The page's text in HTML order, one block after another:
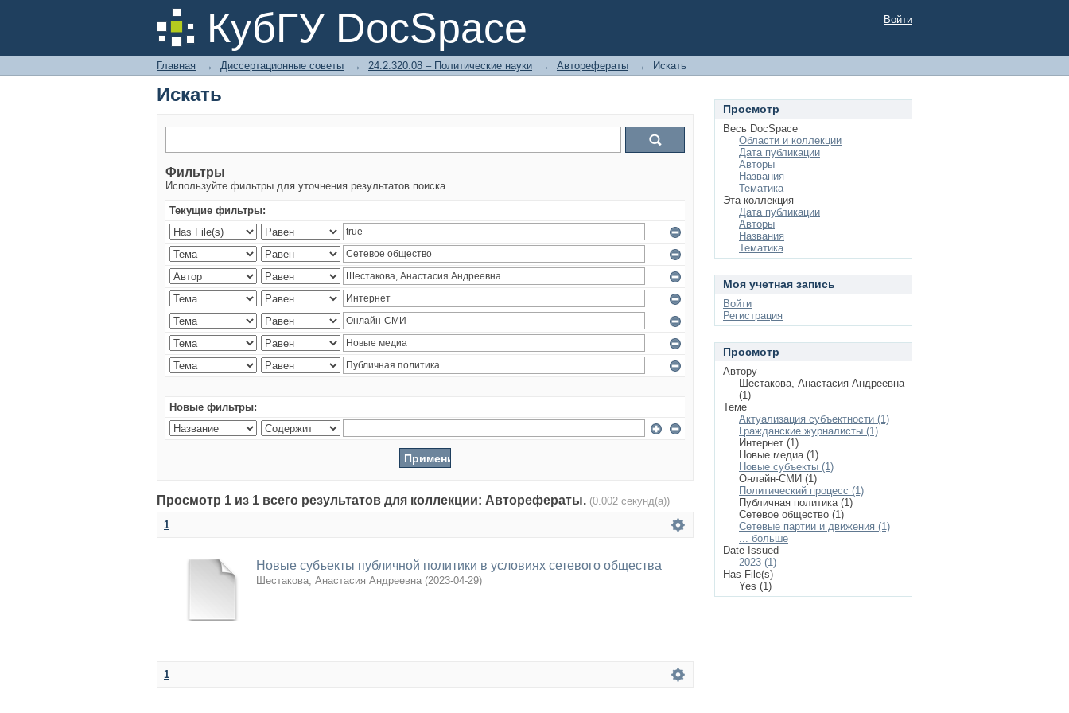
КубГУ DocSpace
Искать Войти
Главная → Диссертационные советы → 24.2.320.08 – Политические науки → Авторефераты → Искать
Искать
Фильтры
Используйте фильтры для уточнения результатов поиска.
Текущие фильтры:
Новые фильтры:
Просмотр 1 из 1 всего результатов для коллекции: Авторефераты. (0.002 секунд(а))
1
Новые субъекты публичной политики в условиях сетевого общества
Шестакова, Анастасия Андреевна (2023-04-29)
1
Просмотр
Весь DocSpace
Области и коллекции
Дата публикации
Авторы
Названия
Тематика
Эта коллекция
Дата публикации
Авторы
Названия
Тематика
Моя учетная запись
Войти
Регистрация
Просмотр
Автору
Шестакова, Анастасия Андреевна
(1)
Теме
Актуализация субъектности (1)
Гражданские журналисты (1)
Интернет (1)
Новые медиа (1)
Новые субъекты (1)
Онлайн-СМИ (1)
Политический процесс (1)
Публичная политика (1)
Сетевое общество (1)
Сетевые партии и движения (1)
... больше
Date Issued
2023 (1)
Has File(s)
Yes (1)